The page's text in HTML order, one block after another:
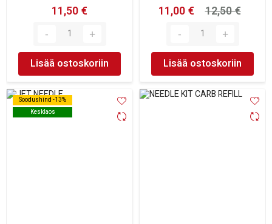
11,50 €
Lisää ostoskoriin
11,00 €
12,50 €
Lisää ostoskoriin
Soodushind -13%
Kesklaos
Soodushind -13%
Kesklaos